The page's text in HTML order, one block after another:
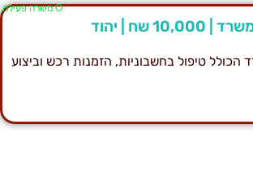
Ο משרה פעילה
| יהוד
טיפול בחשבוניות, הזמנות רכש וביצוע